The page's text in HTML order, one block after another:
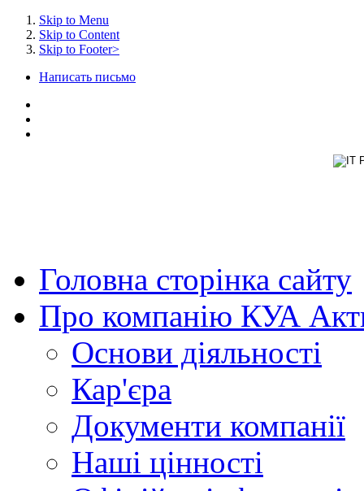
Skip to Menu
Skip to Content
Skip to Footer>
Написать письмо
Головна сторінка сайту
Про компанію КУА
Основи діяльності
Кар'єра
Документи компанії
Наші цінності